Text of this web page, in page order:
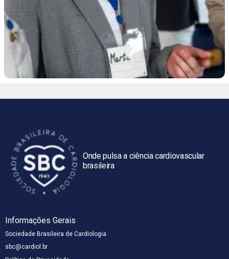
Onde pulsa a ciência cardiovascular
brasileira
Informações Gerais
Sociedade Brasileira de Cardiologia
sbc@cardiol.br